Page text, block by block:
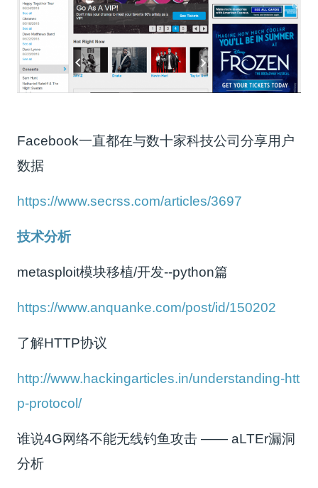
Facebook一直都在与数十家科技公司分享用户
数据
https://www.secrss.com/articles/3697
技术分析
metasploit模块移植/开发--python篇
https://www.anquanke.com/post/id/150202
了解HTTP协议
http://www.hackingarticles.in/understanding-htt
p-protocol/
谁说4G网络不能无线钓鱼攻击 ­—— aLTEr漏洞
分析